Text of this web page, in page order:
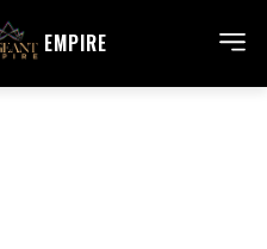
EMPIRE